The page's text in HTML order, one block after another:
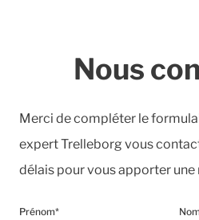
Nous
Merci de compléter le
expert Trelleborg vous
délais pour vous apporter une
Prénom*